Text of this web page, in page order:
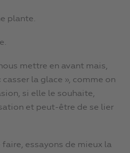
plante.
mettre en avant mais,
la glace », comme on
si elle le souhaite,
et peut-être de se lier
faire, essayons de mieux la